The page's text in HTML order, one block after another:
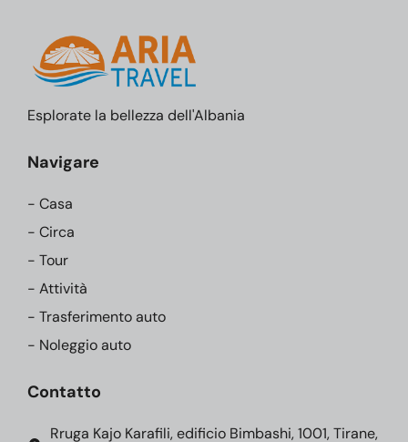
Esplorate la bellezza dell'Albania
Navigare
- Casa
- Circa
- Tour
- Attività
- Trasferimento auto
- Noleggio auto
Contatto
Rruga Kajo Karafili, edificio Bimbashi, 1001, Tirane,